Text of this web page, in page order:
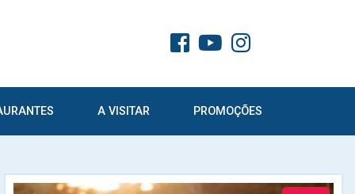
A VISITAR PROMOÇÕES